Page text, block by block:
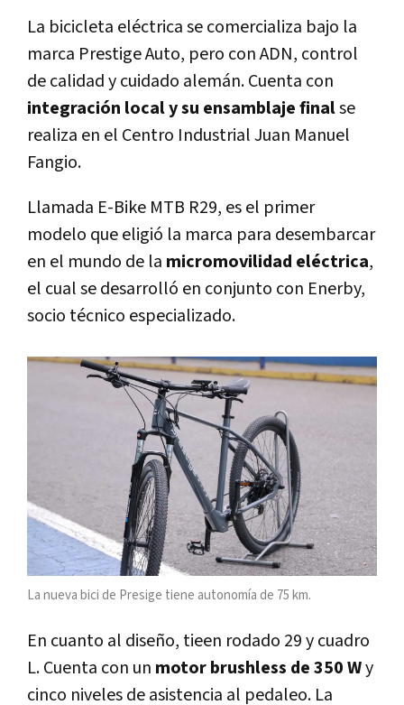
La bicicleta eléctrica se comercializa bajo la
marca Prestige Auto, pero con ADN, control
de calidad y cuidado alemán. Cuenta con
integración local y su ensamblaje finalse
realiza en el Centro Industrial Juan Manuel
Fangio.
Llamada E-Bike MTB R29, es el primer
modelo que eligió la marca para desembarcar
en el mundo de la micromovilidad eléctrica,
el cual se desarrolló en conjunto con Enerby,
socio técnico especializado.
La nueva bici de Presige tiene autonomía de 75 km.
En cuanto al diseño, tieen rodado 29 y cuadro
L. Cuenta con un motor brushless de 350 Wy
cinco niveles de asistencia al pedaleo. La